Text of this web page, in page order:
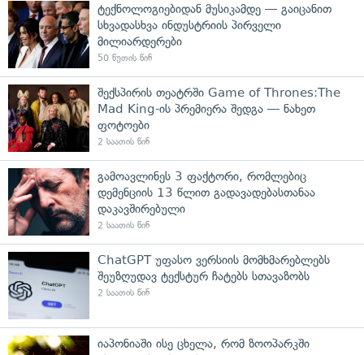
ტექნოლოგიებიდან მუსიკამდე — გაიცანით
სხვადასხვა ინდუსტრიის პირველი
მილიარდერები
50 წუთის წინ
შექსპირის თეატრში Game of Thrones:The
Mad King-ის პრემიერა შედგა — ნახეთ
ფოტოები
2 საათის წინ
გამოავლინეს 3 ფაქტორი, რომლებიც
დემენციის 13 წლით გადავადებასთანაა
დაკავშირებული
2 საათის წინ
ChatGPT უფასო ვერსიის მომხმარებლებს
შეუზღუდავ ტექსტურ ჩატებს სთავაზობს
2 საათის წინ
იაპონიაში ისე ცხელა, რომ ზოოპარკში